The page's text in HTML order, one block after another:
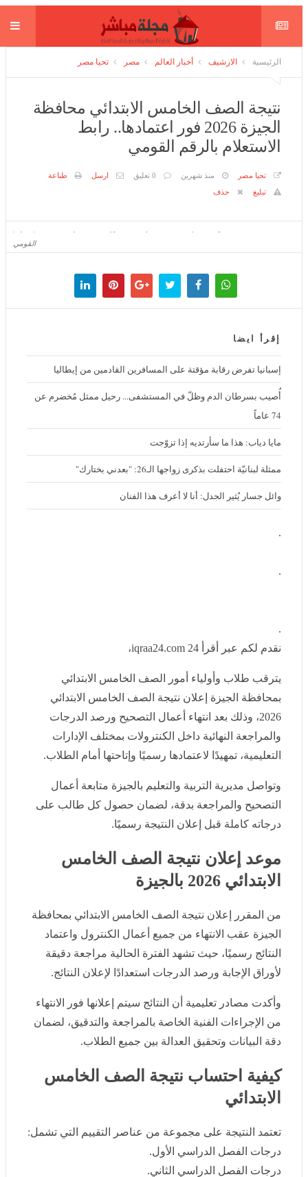
الرئيسية الارشيف أخبار العالم تحيا مصر
نتيجة الصف الخامس الابتدائي محافظة
الجيزة 2026 فور اعتمادها.. رابط
الاستعلام بالرقم القومي
إقرأ ايضا
إسبانيا تفرض رقابة مؤقتة على المسافرين القادمين من إيطاليا
عاماً
مايا دياب: هذا ما سأرتديه إذا تزوّجت
ممثلة لبنانيّة احتفلت بذكرى زواجها الـ26: "بعدني بختارك"
وائل جسار يُثير الجدل: أنا لا أعرف هذا الفنان
نقدم لكم عبر أقرأ 24 iqraa24.com،
يترقب طلاب وأولياء أمور الصف الخامس الابتدائي بمحافظة
الجيزة إعلان نتيجة الصف الخامس الابتدائي 2026، وذلك بعد
انتهاء أعمال التصحيح ورصد الدرجات والمراجعة النهائية
داخل الكنترولات بمختلف الإدارات التعليمية، تمهيدًا لاعتمادها
رسميًا وإتاحتها أمام الطلاب.
وتواصل مديرية التربية والتعليم بالجيزة متابعة أعمال
التصحيح والمراجعة بدقة، لضمان حصول كل طالب على
درجاته كاملة قبل إعلان النتيجة رسميًا.
موعد إعلان نتيجة الصف الخامس
الابتدائي 2026 بالجيزة
من المقرر إعلان نتيجة الصف الخامس الابتدائي بمحافظة
الجيزة عقب الانتهاء من جميع أعمال الكنترول واعتماد النتائج
رسميًا، حيث تشهد الفترة الحالية مراجعة دقيقة لأوراق
الإجابة ورصد الدرجات استعدادًا لإعلان النتائج.
وأكدت مصادر تعليمية أن النتائج سيتم إعلانها فور الانتهاء من
الإجراءات الفنية الخاصة بالمراجعة والتدقيق، لضمان دقة
البيانات وتحقيق العدالة بين جميع الطلاب.
كيفية احتساب نتيجة الصف الخامس
الابتدائي
تعتمد النتيجة على مجموعة من عناصر التقييم التي تشمل:
درجات الفصل الدراسي الأول.
درجات الفصل الدراسي الثاني.